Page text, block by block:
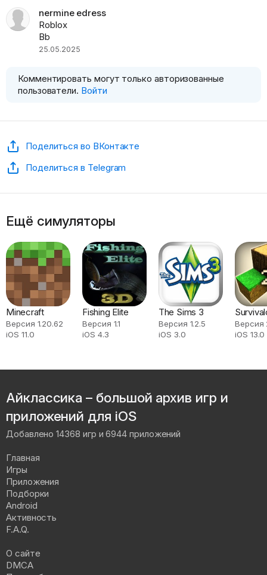
nermine edress
Roblox
Bb
25.05.2025
Комментировать могут только авторизованные
пользователи. Войти
Поделиться во ВКонтакте
Поделиться в Telegram
Ещё симуляторы
Minecraft
Версия 1.20.62
iOS 11.0
Fishing Elite
Версия 1.1
iOS 4.3
The Sims 3
Версия 1.2.5
iOS 3.0
Версия
iOS 13.0
Айклассика – большой архив игр и
приложений для iOS
Добавлено 14368 игр и 6944 приложений
Главная
Игры
Приложения
Подборки
Android
Активность
F.A.Q.
О сайте
DMCA